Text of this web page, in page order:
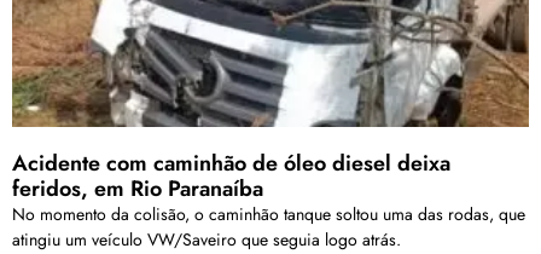
Acidente com caminhão de óleo diesel deixa
feridos, em Rio Paranaíba
No momento da colisão, o caminhão tanque soltou uma das rodas, que
atingiu um veículo VW/Saveiro que seguia logo atrás.